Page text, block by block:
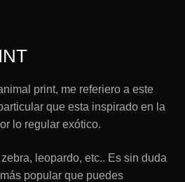
print, me referiero a este
que esta inspirado en la
lo regular exótico.
leopardo, etc.. Es sin duda
popular que puedes